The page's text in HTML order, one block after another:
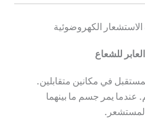
في مكانين متقابلين.
يمر جسم ما بينهما